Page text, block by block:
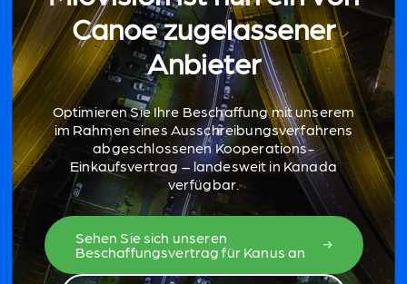
Canoe zugelassener
Anbieter
Optimieren Sie Ihre Beschaffung mit unserem
im Rahmen eines Ausschreibungsverfahrens
abgeschlossenen Kooperations-
Einkaufsvertrag – landesweit in Kanada
verfügbar.
Sehen Sie sich unseren
Beschaffungsvertrag für Kanus an